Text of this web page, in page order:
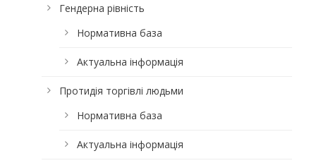
Гендерна рівність
Нормативна база
Актуальна інформація
Протидія торгівлі людьми
Нормативна база
Актуальна інформація